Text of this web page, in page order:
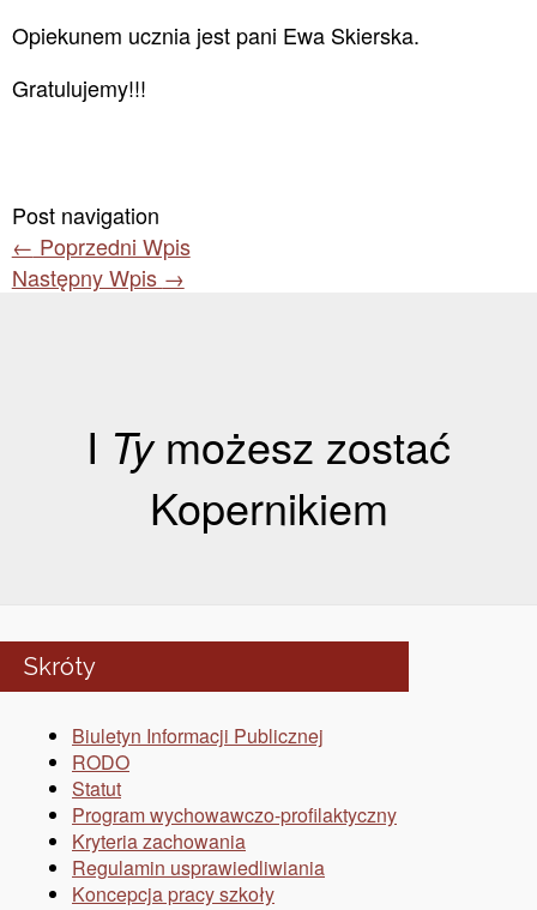
Opiekunem ucznia jest pani Ewa Skierska.
Gratulujemy!!!
Post navigation
← Poprzedni Wpis
Następny Wpis →
I Tymożesz zostać
Kopernikiem
Skróty
Biuletyn Informacji Publicznej
RODO
Statut
Program wychowawczo-profilaktyczny
Kryteria zachowania
Regulamin usprawiedliwiania
Koncepcja pracy szkoły